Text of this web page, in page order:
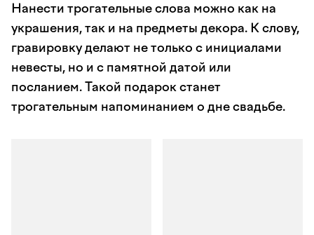
Нанести трогательные слова можно как на
украшения, так и на предметы декора. К слову,
гравировку делают не только с инициалами
невесты, но и с памятной датой или
посланием. Такой подарок станет
трогательным напоминанием о дне свадьбе.